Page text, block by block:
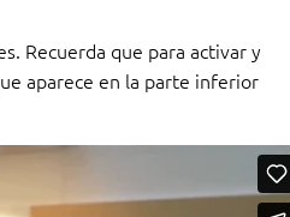
Recuerda que para activar y
aparece en la parte inferior